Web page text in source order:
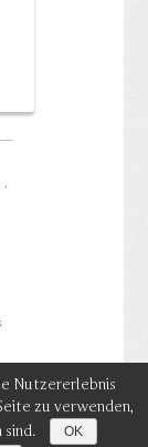
Nutzererlebnis
zu verwenden,
sind.
OK